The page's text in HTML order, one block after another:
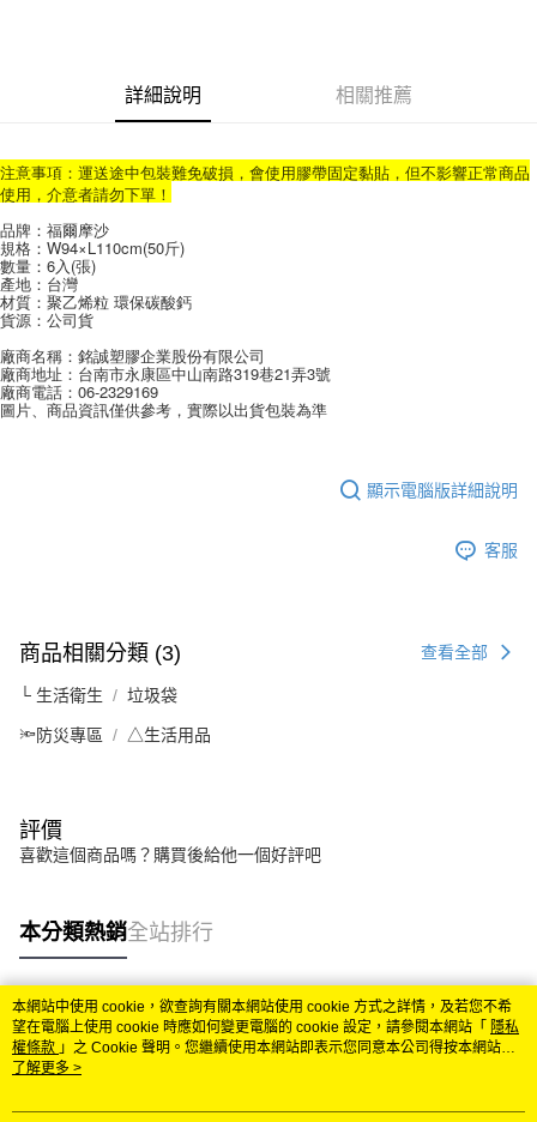
Google Pay
AFTEE先享後付
相關說明
【關於「AFTEE先享後付」】
AFTEE先享後付是「在收到商品之後才付款」的支付方式。 讓您購物簡單
１．簡單：不需註冊會員、不需綁卡、不需儲值。
２．便利：只要手機號碼，簡訊認證，即可結帳。
３．安心：先確認商品／服務後，再付款。
結帳頁面，進行簡訊認證並確認金額後，即可完成結帳。
※ 交易是否成功請以「AFTEE先享後付 」之結帳頁面顯示為準，若有關於
是否繳費成功／繳費後需取消欲退款等相關疑問，請聯繫「AFTEE先享後付
客戶支援中心」 https://netprotections.freshdesk.com/support/home
【注意事項】
https://aftee.tw/terms/#terms3
３．未成年的使用者請事先徵得法定代理人或監護人之同意方可使用
４．使用「AFTEE先享後付」時，將依據個別帳號之用戶狀況，依本公司即
時審查核予不同之上限額度；若仍有額度不足之情形，本公司將視審查結果
５．嚴禁一人註冊多個帳號或使用他人資訊註冊。若發現惡意使用之情形，
恩沛科技股份有限公司將有權停止該用戶之使用額度並採取法律行動。
ATM付款
運送方式
全家取貨付款
付款後7-11取貨
詳細說明 相關推薦
注意事項：運送途中包裝難免破損，會使用膠帶固定黏貼，但不影響正常商品
使用，介意者請勿下單！
品牌：福爾摩沙
規格：W94×L110cm(50斤)
數量：6入(張)
產地：台灣
材質：聚乙烯粒 環保碳酸鈣
貨源：公司貨
廠商名稱：銘誠塑膠企業股份有限公司
廠商地址：台南市永康區中山南路319巷21弄3號
廠商電話：06-2329169
圖片、商品資訊僅供參考，實際以出貨包裝為準
顯示電腦版詳細說明
客服
商品相關分類 (3) 查看全部
└ 生活衛生 垃圾袋
🔦防災專區 △生活用品
評價
喜歡這個商品嗎？購買後給他一個好評吧
本分類熱銷全站排行
熱門標籤
本網站中使用 cookie，欲查詢有關本網站使用 cookie 方式之詳情，及若您不希
望在電腦上使用 cookie 時應如何變更電腦的 cookie 設定，請參閱本網站「 隱私
權條款 」之 Cookie 聲明。您繼續使用本網站即表示您同意本公司得按本網站使
用條款之 Cookie 聲明使用 cookie。
了解更多 >